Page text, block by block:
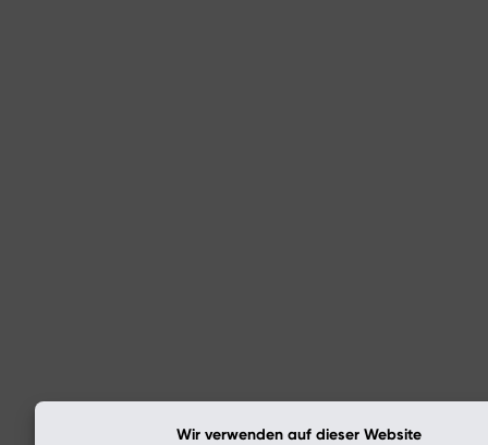
Wir verwenden auf dieser Website